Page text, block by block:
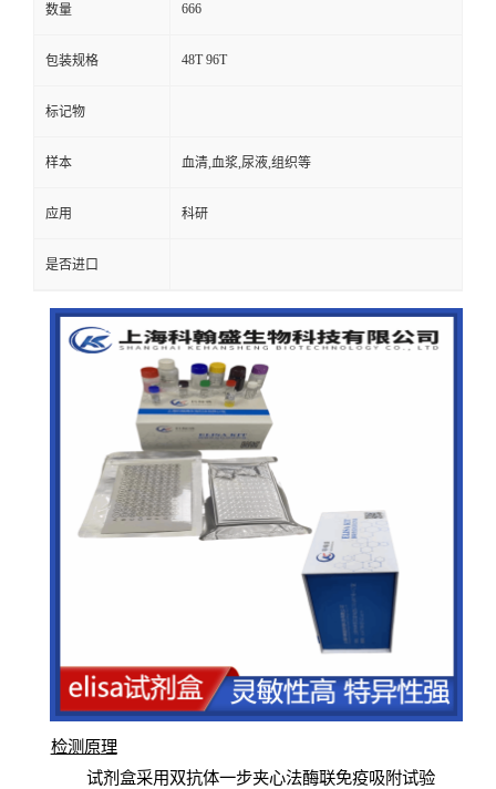
数量 666
包装规格 48T 96T
标记物
样本 血清,血浆,尿液,组织等
应用 科研
是否进口
检测原理
试剂盒采用双抗体一步夹心法酶联免疫吸附试验